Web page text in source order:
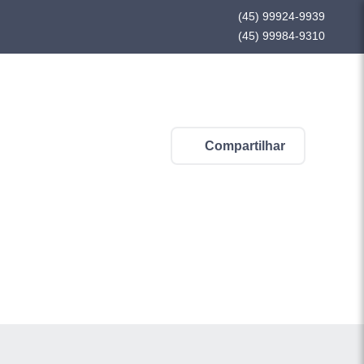
(45) 99924-9939
(45) 99984-9310
Compartilhar